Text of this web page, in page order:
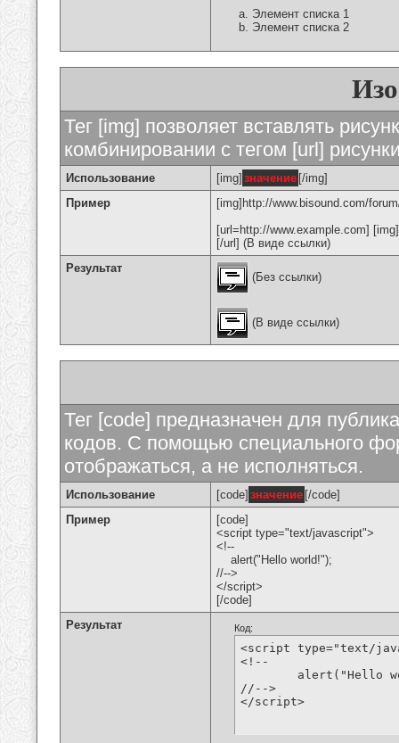
Элемент списка 1
Элемент списка 2
Тег [img] позволяет вставлять
комбинировании с тегом [url]
Использование [img] значение [/img]
Пример
[img]http://www.bisound.com/
[url=http://www.example.com]
[/url] (В виде ссылки)
Результат
(Без ссылки)
(В виде ссылки)
Тег [code] предназначен для
кодов. С помощью специального
отображаться, а не исполняться.
Использование [code] значение [/code]
Пример
[code]
<script type="text/javascript">
<!--
alert("Hello world!");
//-->
</script>
[/code]
Результат
Код:
<script type="text/
<!--
//-->
</script>